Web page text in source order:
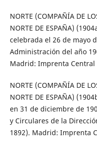
NORTE (COMPAÑÍA DE
NORTE DE ESPAÑA)
celebrada el 26 de mayo
Administración del año
Madrid: Imprenta Central
NORTE (COMPAÑÍA DE
NORTE DE ESPAÑA)
en 31 de diciembre de
y Circulares de la
1892). Madrid: Imprenta